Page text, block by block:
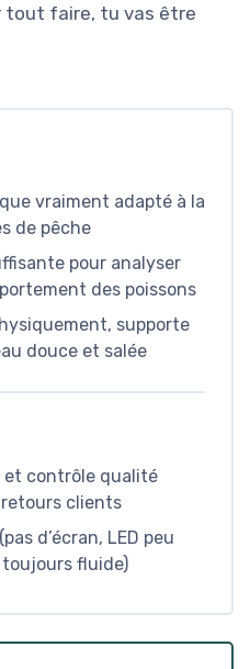
tout faire, tu vas être
vraiment adapté à la
de pêche
pour analyser
des poissons
supporte
douce et salée
et contrôle qualité
clients
d’écran, LED peu
toujours fluide)